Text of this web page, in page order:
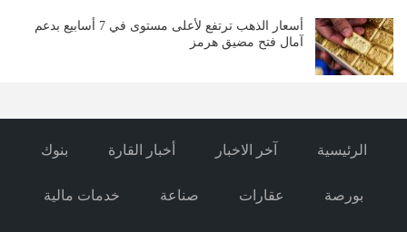
أسعار الذهب ترتفع لأعلى مستوى في 7 أسابيع بدعم
آمال فتح مضيق هرمز
الرئيسية آخر الاخبار أخبار القارة بنوك
بورصة عقارات صناعة خدمات مالية